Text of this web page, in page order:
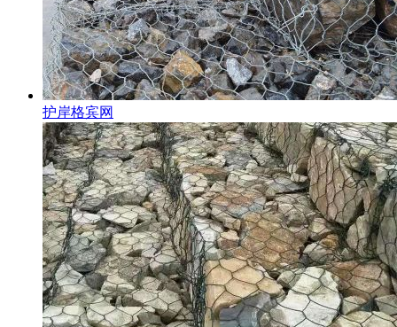
护岸格宾网